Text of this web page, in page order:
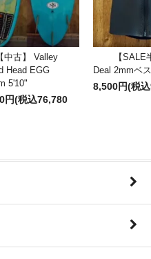
【中古】 Valley
Head EGG
5'10"
円(税込76,780
【SALE
Deal 2mmベ
8,500円(税